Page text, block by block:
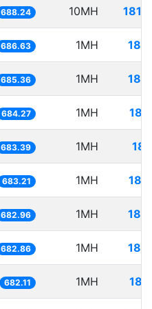
688.24 10MH
686.63 1MH
685.36 1MH
684.27 1MH
683.39 1MH
683.21 1MH
682.96 1MH
682.86 1MH
682.11 1MH